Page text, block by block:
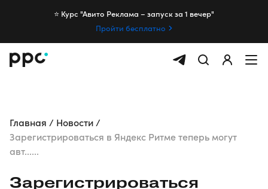
⭐️ Курс "Авито Реклама – запуск за 1 вечер"
Пройти бесплатно
Главная
Новости
Зарегистрироваться в Яндекс Ритме теперь могут
авт......
Зарегистрироваться